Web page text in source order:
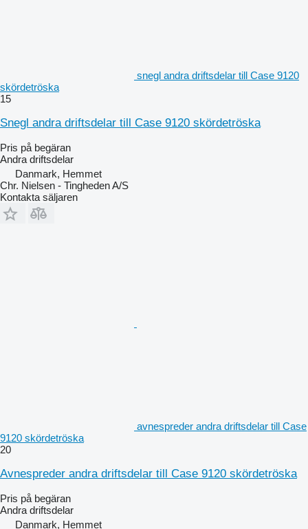
snegl andra driftsdelar till Case 9120
skördetröska
15
Snegl andra driftsdelar till Case 9120 skördetröska
Pris på begäran
Andra driftsdelar
Danmark, Hemmet
Chr. Nielsen - Tingheden A/S
Kontakta säljaren
avnespreder andra driftsdelar till Case
9120 skördetröska
20
Avnespreder andra driftsdelar till Case 9120 skördetröska
Pris på begäran
Andra driftsdelar
Danmark, Hemmet